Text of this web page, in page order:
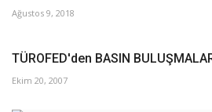
Ağustos 9, 2018
TÜROFED'den BASIN
Ekim 20, 2007